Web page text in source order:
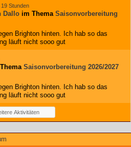
19 Stunden
Dallo im Thema Saisonvorbereitung
Brighton hinten. Ich hab so das
läuft nicht sooo gut
Saisonvorbereitung 2026/2027
Brighton hinten. Ich hab so das
läuft nicht sooo gut
Aktivitäten